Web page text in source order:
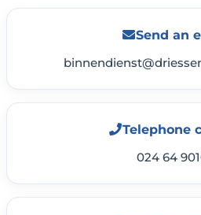
Send an
Telephone
024 64